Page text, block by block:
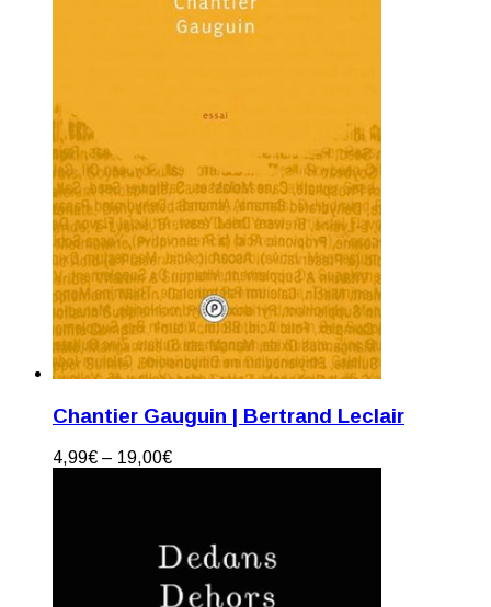
Chantier Gauguin | Bertrand Leclair
4,99€ – 19,00€